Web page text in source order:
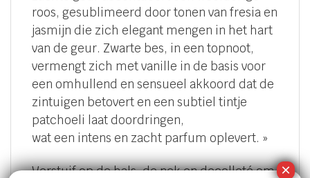
roos, gesublimeerd door tonen van fresia en
jasmijn die zich elegant mengen in het hart
van de geur. Zwarte bes, in een topnoot,
vermengt zich met vanille in de basis voor
een omhullend en sensueel akkoord dat de
zintuigen betovert en een subtiel tintje
patchoeli laat doordringen,
wat een intens en zacht parfum oplevert. »
Verstuif op de hals, de nek en decolleté om